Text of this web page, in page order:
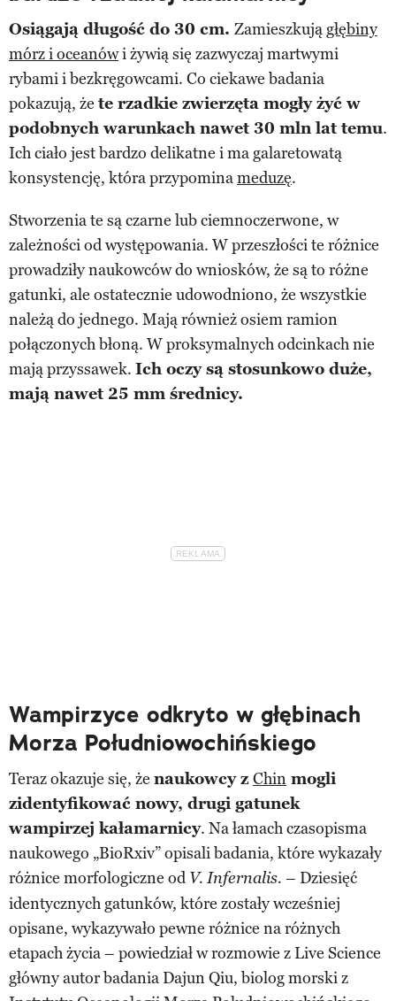
Osiągają długość do 30 cm. Zamieszkują głębiny
mórz i oceanówi żywią się zazwyczaj martwymi
rybami i bezkręgowcami. Co ciekawe badania
pokazują, że te rzadkie zwierzęta mogły żyć w
podobnych warunkach nawet 30 mln lat temu.
Ich ciało jest bardzo delikatne i ma galaretowatą
konsystencję, która przypominameduzę.
Stworzenia te są czarne lub ciemnoczerwone, w
zależności od występowania. W przeszłości te różnice
prowadziły naukowców do wniosków, że są to różne
gatunki, ale ostatecznie udowodniono, że wszystkie
należą do jednego. Mają również osiem ramion
połączonych błoną. W proksymalnych odcinkach nie
mają przyssawek. Ich oczy są stosunkowo duże,
mają nawet 25 mm średnicy.
Wampirzyce odkryto w głębinach
Morza Południowochińskiego
Teraz okazuje się, że naukowcy z Chin mogli
zidentyfikować nowy, drugi gatunek
wampirzej kałamarnicy. Na łamach czasopisma
naukowego „BioRxiv” opisali badania, które wykazały
różnice morfologiczne od V. Infernalis. – Dziesięć
identycznych gatunków, które zostały wcześniej
opisane, wykazywało pewne różnice na różnych
etapach życia – powiedział w rozmowie z Live Science
główny autor badania Dajun Qiu, biolog morski z